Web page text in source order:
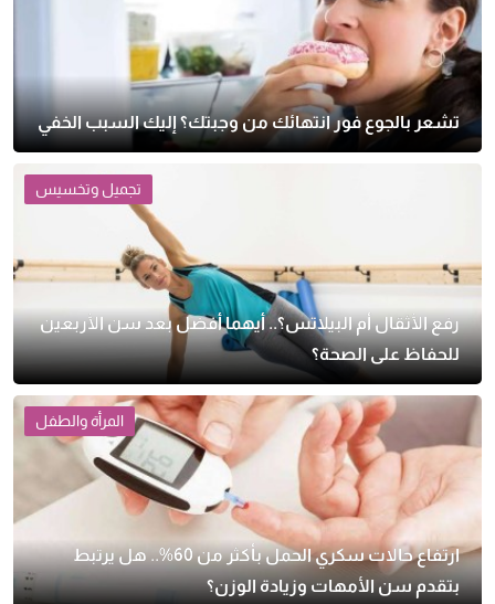
تشعر بالجوع فور انتهائك من وجبتك؟ إليك السبب الخفي
تجميل وتخسيس
رفع الأثقال أم البيلاتس؟.. أيهما أفضل بعد سن الأربعين
للحفاظ على الصحة؟
المرأة والطفل
ارتفاع حالات سكري الحمل بأكثر من 60%.. هل يرتبط
بتقدم سن الأمهات وزيادة الوزن؟